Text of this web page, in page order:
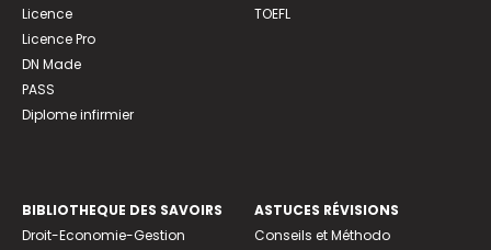
Licence
Licence Pro
DN Made
PASS
Diplome infirmier
TOEFL
BIBLIOTHEQUE DES SAVOIRS
Droit-Economie-Gestion
ASTUCES RÉVISIONS
Conseils et Méthodo